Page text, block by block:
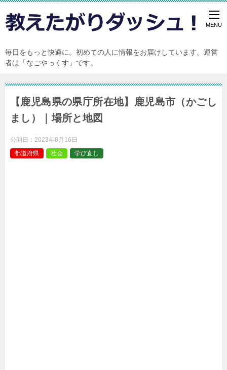
毎日をもっと快適に。初めての人に情報をお届けしています。運営
者は「なごやっくす」です。
【鹿児島県の県庁所在地】鹿児島市（かごし
まし）｜場所と地図
公開日： 2023年8月16日
都道府県
社会 学び直し